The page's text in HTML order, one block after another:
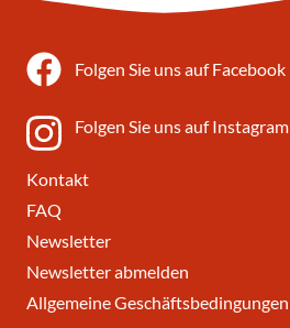
Folgen Sie uns auf Facebook
Folgen Sie uns auf Instagram
Kontakt
FAQ
Newsletter
Newsletter abmelden
Allgemeine Geschäftsbedingungen